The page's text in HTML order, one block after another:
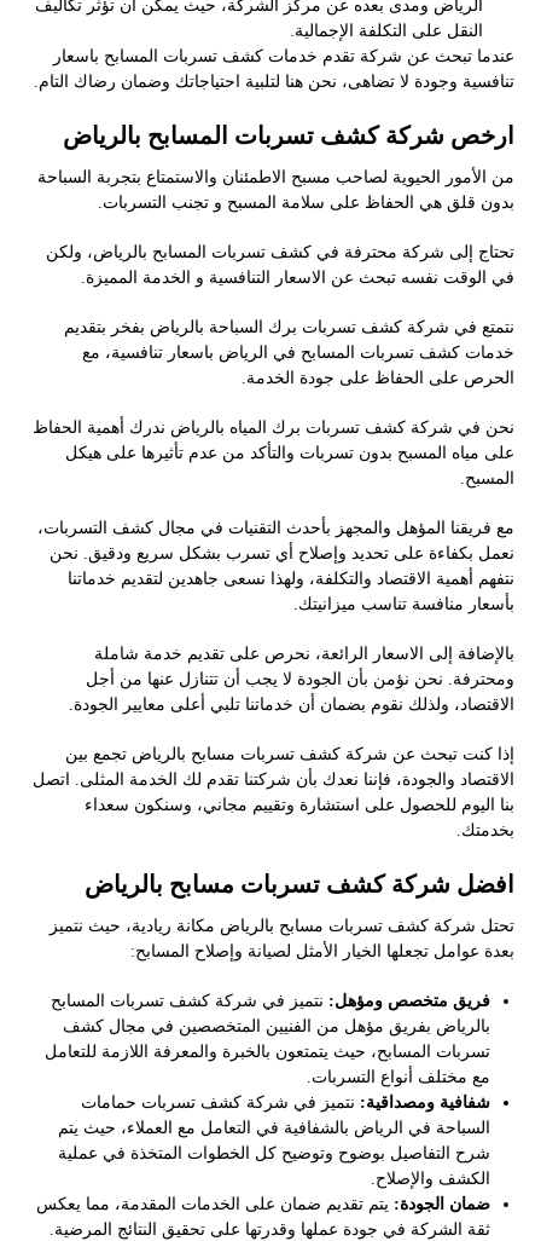
الرياض ومدى بعده عن مركز الشركة، حيث يمكن أن تؤثر تكاليف
النقل على التكلفة الإجمالية.
عندما تبحث عن شركة تقدم خدمات كشف تسربات المسابح باسعار
تنافسية وجودة لا تضاهى، نحن هنا لتلبية احتياجاتك وضمان رضاك التام.
ارخص شركة كشف تسربات المسابح بالرياض
من الأمور الحيوية لصاحب مسبح الاطمئنان والاستمتاع بتجربة السباحة
بدون قلق هي الحفاظ على سلامة المسبح و تجنب التسربات.
تحتاج إلى شركة محترفة في كشف تسربات المسابح بالرياض، ولكن
في الوقت نفسه تبحث عن الاسعار التنافسية و الخدمة المميزة.
نتمتع في شركة كشف تسربات برك السباحة بالرياض بفخر بتقديم
خدمات كشف تسربات المسابح في الرياض باسعار تنافسية، مع
الحرص على الحفاظ على جودة الخدمة.
نحن في شركة كشف تسربات برك المياه بالرياض ندرك أهمية الحفاظ
على مياه المسبح بدون تسربات والتأكد من عدم تأثيرها على هيكل
المسبح.
مع فريقنا المؤهل والمجهز بأحدث التقنيات في مجال كشف التسربات،
نعمل بكفاءة على تحديد وإصلاح أي تسرب بشكل سريع ودقيق. نحن
نتفهم أهمية الاقتصاد والتكلفة، ولهذا نسعى جاهدين لتقديم خدماتنا
بأسعار منافسة تناسب ميزانيتك.
بالإضافة إلى الاسعار الرائعة، نحرص على تقديم خدمة شاملة
ومحترفة. نحن نؤمن بأن الجودة لا يجب أن تتنازل عنها من أجل
الاقتصاد، ولذلك نقوم بضمان أن خدماتنا تلبي أعلى معايير الجودة.
إذا كنت تبحث عن شركة كشف تسربات مسابح بالرياض تجمع بين
الاقتصاد والجودة، فإننا نعدك بأن شركتنا تقدم لك الخدمة المثلى. اتصل
بنا اليوم للحصول على استشارة وتقييم مجاني، وسنكون سعداء
بخدمتك.
افضل شركة كشف تسربات مسابح بالرياض
تحتل شركة كشف تسربات مسابح بالرياض مكانة ريادية، حيث نتميز
بعدة عوامل تجعلها الخيار الأمثل لصيانة وإصلاح المسابح:
فريق متخصص ومؤهل: نتميز في شركة كشف تسربات المسابح
بالرياض بفريق مؤهل من الفنيين المتخصصين في مجال كشف
تسربات المسابح، حيث يتمتعون بالخبرة والمعرفة اللازمة للتعامل
مع مختلف أنواع التسربات.
شفافية ومصداقية: نتميز في شركة كشف تسربات حمامات
السباحة في الرياض بالشفافية في التعامل مع العملاء، حيث يتم
شرح التفاصيل بوضوح وتوضيح كل الخطوات المتخذة في عملية
الكشف والإصلاح.
ضمان الجودة: يتم تقديم ضمان على الخدمات المقدمة، مما يعكس
ثقة الشركة في جودة عملها وقدرتها على تحقيق النتائج المرضية.